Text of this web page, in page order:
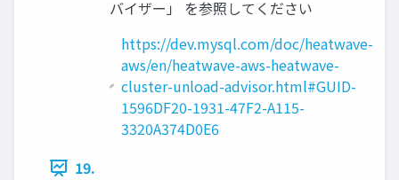
バイザー」 を参照してください
https://dev.mysql.com/doc/heatwave-
aws/en/heatwave-aws-heatwave-
cluster-unload-advisor.html#GUID-
1596DF20-1931-47F2-A115-
3320A374D0E6
19.